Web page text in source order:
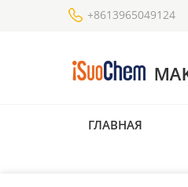
+8613965049124
ГЛАВНАЯ